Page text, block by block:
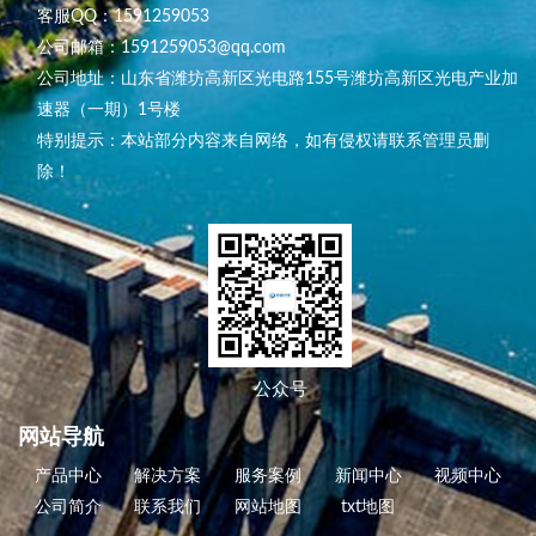
客服QQ：1591259053
公司邮箱：1591259053@qq.com
公司地址：山东省潍坊高新区光电路155号潍坊高新区光电产业加
速器（一期）1号楼
特别提示：本站部分内容来自网络，如有侵权请联系管理员删
除！
公众号
网站导航
产品中心 解决方案 服务案例 新闻中心
视频中心
公司简介
联系我们 网站地图 txt地图